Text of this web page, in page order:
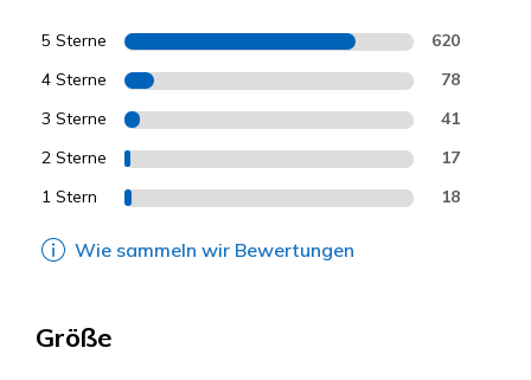
5 Sterne 620
4 Sterne 78
3 Sterne 41
2 Sterne 17
1 Stern 18
Wie sammeln wir Bewertungen
Größe